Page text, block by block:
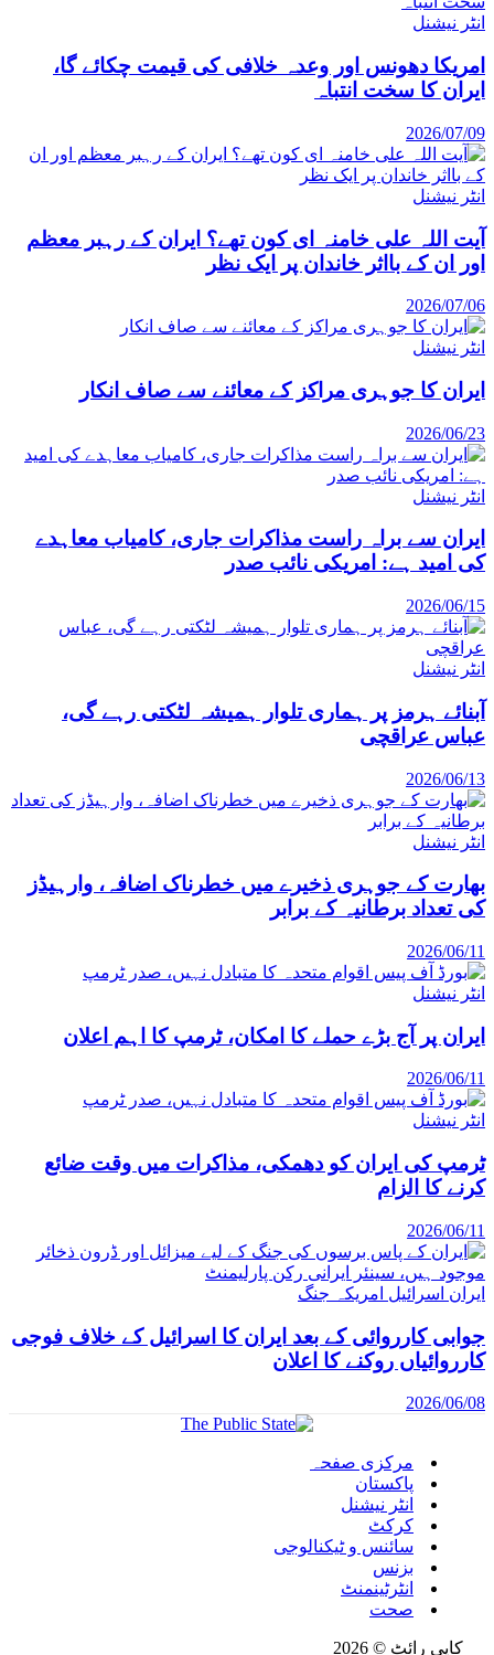
انٹر نیشنل
امریکا دھونس اور وعدہ خلافی کی قیمت چکائے گا،
ایران کا سخت انتباہ
2026/07/09
انٹر نیشنل
آیت اللہ علی خامنہ ای کون تھے؟ ایران کے رہبر معظم
اور ان کے بااثر خاندان پر ایک نظر
2026/07/06
انٹر نیشنل
ایران کا جوہری مراکز کے معائنے سے صاف انکار
2026/06/23
انٹر نیشنل
ایران سے براہ راست مذاکرات جاری، کامیاب معاہدے
کی امید ہے: امریکی نائب صدر
2026/06/15
انٹر نیشنل
آبنائے ہرمز پر ہماری تلوار ہمیشہ لٹکتی رہے گی،
عباس عراقچی
2026/06/13
انٹر نیشنل
بھارت کے جوہری ذخیرے میں خطرناک اضافہ، وارہیڈز
کی تعداد برطانیہ کے برابر
2026/06/11
انٹر نیشنل
ایران پر آج بڑے حملے کا امکان، ٹرمپ کا اہم اعلان
2026/06/11
انٹر نیشنل
ٹرمپ کی ایران کو دھمکی، مذاکرات میں وقت ضائع
کرنے کا الزام
2026/06/11
ایران اسرائیل امریکہ جنگ
جوابی کارروائی کے بعد ایران کا اسرائیل کے خلاف فوجی
کارروائیاں روکنے کا اعلان
2026/06/08
مرکزی صفحہ
پاکستان
انٹر نیشنل
کرکٹ
سائنس و ٹیکنالوجی
بزنس
انٹرٹینمنٹ
صحت
کاپی رائٹ © 2026